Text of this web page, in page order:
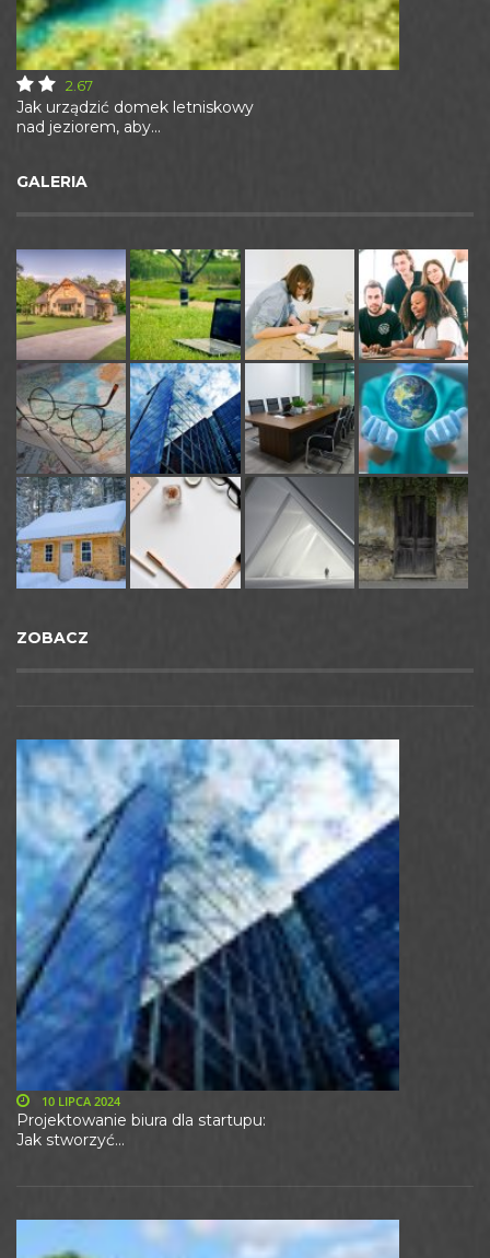
Jak urządzić domek letniskowy
nad jeziorem, aby...
2.67
GALERIA
ZOBACZ
Projektowanie biura dla startupu:
Jak stworzyć...
10 LIPCA 2024